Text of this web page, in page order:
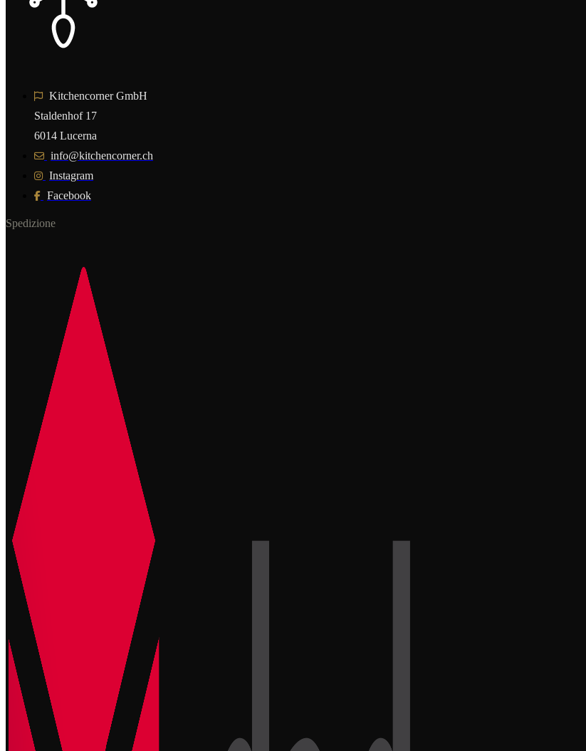
Kitchencorner GmbH
Staldenhof 17
6014 Lucerna
info@kitchencorner.ch
Instagram
Facebook
Spedizione